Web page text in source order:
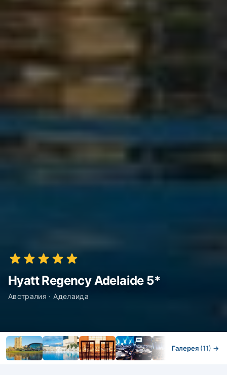
Hyatt Regency Adelaide 5*
Австралия · Аделаида
Галерея (11) →